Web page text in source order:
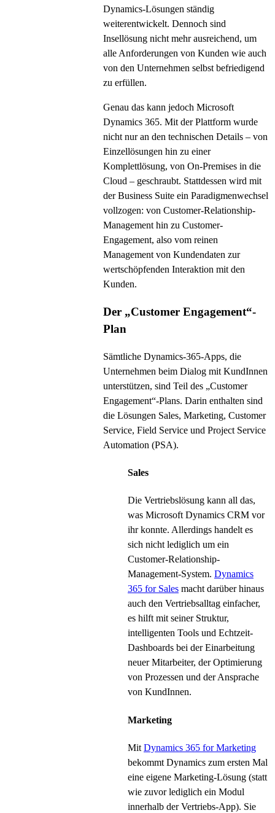
Dynamics-Lösungen ständig
weiterentwickelt. Dennoch sind
Insellösung nicht mehr ausreichend, um
alle Anforderungen von Kunden wie auch
von den Unternehmen selbst befriedigend
zu erfüllen.
Genau das kann jedoch Microsoft
Dynamics 365. Mit der Plattform wurde
nicht nur an den technischen Details – von
Einzellösungen hin zu einer
Komplettlösung, von On-Premises in die
Cloud – geschraubt. Stattdessen wird mit
der Business Suite ein Paradigmenwechsel
vollzogen: von Customer-Relationship-
Management hin zu Customer-
Engagement, also vom reinen
Management von Kundendaten zur
wertschöpfenden Interaktion mit den
Kunden.
Der „Customer Engagement“-
Plan
Sämtliche Dynamics-365-Apps, die
Unternehmen beim Dialog mit KundInnen
unterstützen, sind Teil des „Customer
Engagement“-Plans. Darin enthalten sind
die Lösungen Sales, Marketing, Customer
Service, Field Service und Project Service
Automation (PSA).
Sales
Die Vertriebslösung kann all das,
was Microsoft Dynamics CRM vor
ihr konnte. Allerdings handelt es
sich nicht lediglich um ein
Customer-Relationship-
Management-System. Dynamics
365 for Sales macht darüber hinaus
auch den Vertriebsalltag einfacher,
es hilft mit seiner Struktur,
intelligenten Tools und Echtzeit-
Dashboards bei der Einarbeitung
neuer Mitarbeiter, der Optimierung
von Prozessen und der Ansprache
von KundInnen.
Marketing
Mit Dynamics 365 for Marketing
bekommt Dynamics zum ersten Mal
eine eigene Marketing-Lösung (statt
wie zuvor lediglich ein Modul
innerhalb der Vertriebs-App). Sie